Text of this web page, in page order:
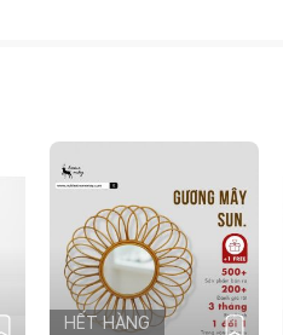
HẾT HÀNG